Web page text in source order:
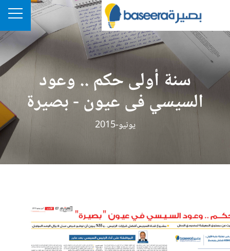
سنة أولى حكم .. وعود
السيسي فى عيون - بصيرة
يونيو-2015